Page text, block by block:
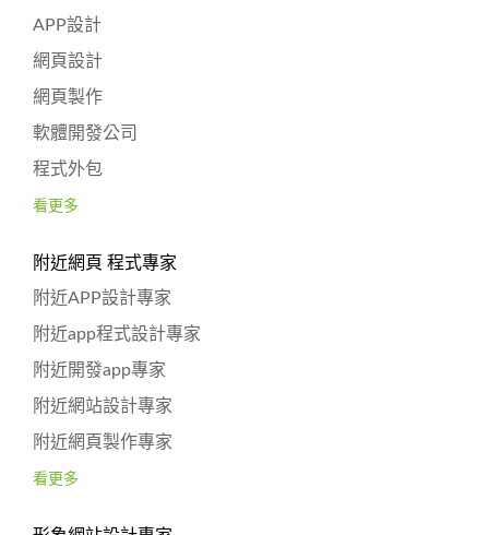
APP設計
網頁設計
網頁製作
軟體開發公司
程式外包
看更多
附近網頁 程式專家
附近APP設計專家
附近app程式設計專家
附近開發app專家
附近網站設計專家
附近網頁製作專家
看更多